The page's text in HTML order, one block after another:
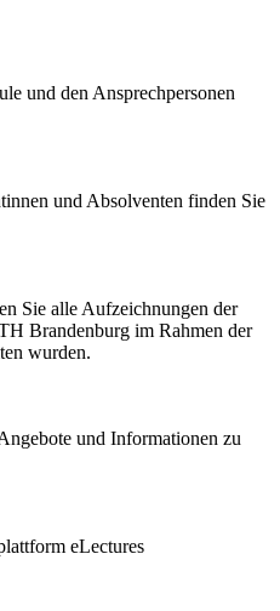
und den Ansprechpersonen
und Absolventen finden Sie
Sie alle Aufzeichnungen der
Brandenburg im Rahmen der
wurden.
und Informationen zu
eLectures